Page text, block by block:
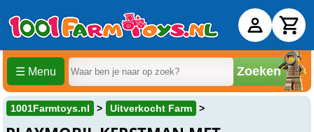
☰ Menu Zoeken
1001Farmtoys.nl Uitverkocht Farm